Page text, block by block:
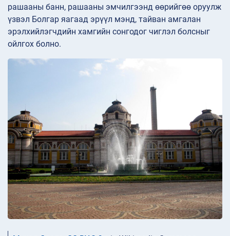
рашааны банн, рашааны эмчилгээнд өөрийгөө оруулж
үзвэл Болгар яагаад эрүүл мэнд, тайван амгалан
эрэлхийлэгчдийн хамгийн сонгодог чиглэл болсныг
ойлгох болно.